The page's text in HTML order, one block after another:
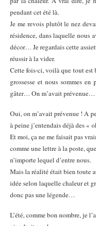
pendant cet été là.
Je me revois plutôt le nez
résidence, dans laquelle nous
décor… Je regardais cette
réussir à la vider.
Cette fois-ci, voilà que tout est
grossesse et nous sommes
gâter… On m’avait prévenue…
Oui, on m’avait prévenue ! A
à peine j’entendais déjà des «
Et moi, ça ne me faisait pas
comme une lettre à la poste,
n’importe lequel d’entre nous.
Mais la réalité était bien toute
idée selon laquelle chaleur et
donc pas une légende…
L’été, comme bon nombre, je